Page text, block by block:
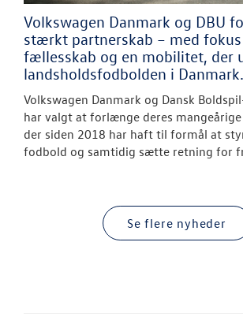
Volkswagen Danmark og DBU
stærkt partnerskab – med fokus
fællesskab og en mobilitet, der
landsholdsfodbolden i Danmark.
Volkswagen Danmark og Dansk
har valgt at forlænge deres mangeårige
der siden 2018 har haft til formål at
fodbold og samtidig sætte retning for
Se flere nyheder